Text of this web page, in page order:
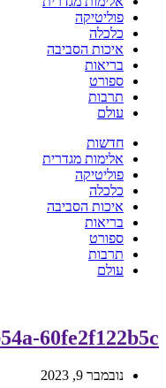
פוליטיקה
כלכלה
איכות הסביבה
בריאות
ספורט
תרבות
עולם
חדשות
אלימות מגדרית
פוליטיקה
כלכלה
איכות הסביבה
בריאות
ספורט
תרבות
עולם
60fe2f122b5c
נובמבר 9, 2023